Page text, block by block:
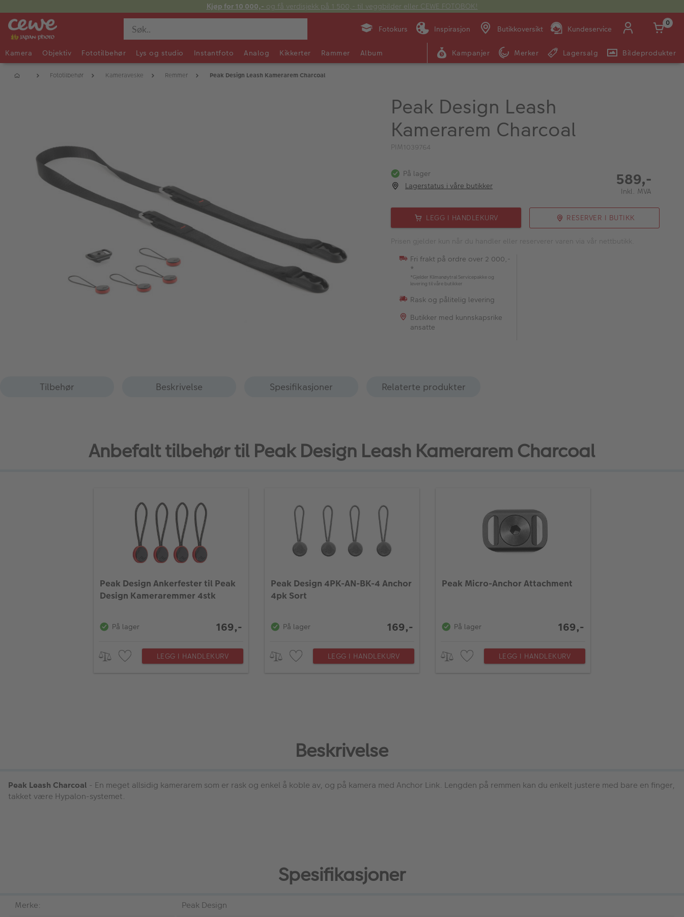
Kjøp for 10 000,- og få verdisjekk på 1 500,- til veggbilder eller CEWE FOTOBOK!
Fotokurs Inspirasjon Butikkoversikt Kundeservice
Man -
09:00 -
14:00 -
E-post:
kundeservice@japanphoto.no
0
Kamera Objektiv Fototilbehør Lys og studio Instantfoto Analog Kikkerter Rammer Album Kampanjer Merker Lagersalg Bildeprodukter
Fototilbehør Kameraveske Remmer Peak Design Leash Kamerarem Charcoal
Peak Design Leash
Kamerarem Charcoal
PIM1039764
På lager
Lagerstatus i våre butikker
589,-
Inkl. MVA
LEGG I HANDLEKURV RESERVER I BUTIKK
Prisen gjelder kun når du handler eller reserverer varen via vår nettbutikk.
Fri frakt på ordre over 2 000,-
*
*Gjelder Klimanøytral Servicepakke og
levering til våre butikker
Rask og pålitelig levering
Butikker med kunnskapsrike
ansatte
Tilbehør Beskrivelse Spesifikasjoner Relaterte produkter
Anbefalt tilbehør til Peak Design Leash Kamerarem Charcoal
Peak Design Ankerfester til Peak
Design Kameraremmer 4stk
På lager 169,-
LEGG I HANDLEKURV
Peak Design 4PK-AN-BK-4 Anchor
4pk Sort
På lager 169,-
LEGG I HANDLEKURV
Peak Micro-Anchor Attachment
På lager 169,-
LEGG I HANDLEKURV
Beskrivelse
Peak Leash Charcoal - En meget allsidig kamerarem som er rask og enkel å koble av, og på kamera med Anchor Link. Lengden på remmen kan du enkelt justere med bare en finger,
takket være Hypalon-systemet.
Spesifikasjoner
Merke:
Peak Design